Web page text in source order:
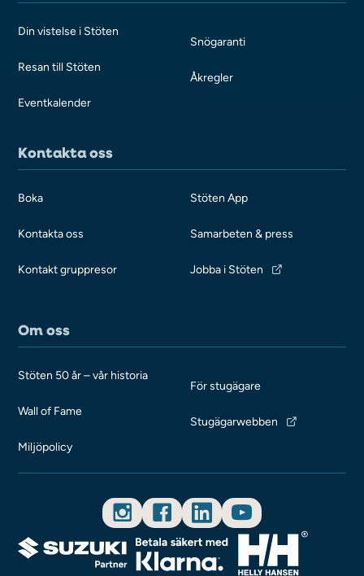
Din vistelse i Stöten
Resan till Stöten
Eventkalender
Snögaranti
Åkregler
Kontakta oss
Boka
Kontakta oss
Kontakt gruppresor
Stöten App
Samarbeten & press
Jobba i Stöten
Om oss
Stöten 50 år – vår historia
Wall of Fame
Miljöpolicy
För stugägare
Stugägarwebben